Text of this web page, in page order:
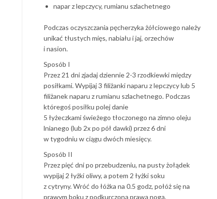
napar z lepczycy, rumianu szlachetnego
Podczas oczyszczania pęcherzyka żółciowego należy
unikać tłustych mięs, nabiału i jaj, orzechów
i nasion.
Sposób I
Przez 21 dni zjadaj dziennie 2-3 rzodkiewki między
posiłkami. Wypijaj 3 filiżanki naparu z lepczycy lub 5
filiżanek naparu z rumianu szlachetnego. Podczas
któregoś posiłku polej danie
5 łyżeczkami świeżego tłoczonego na zimno oleju
lnianego (lub 2x po pół dawki) przez 6 dni
w tygodniu w ciągu dwóch miesięcy.
Sposób II
Przez pięć dni po przebudzeniu, na pusty żołądek
wypijaj 2 łyżki oliwy, a potem 2 łyżki soku
z cytryny. Wróć do łóżka na 0.5 godz, połóż się na
prawym boku z podkurczoną prawą nogą.